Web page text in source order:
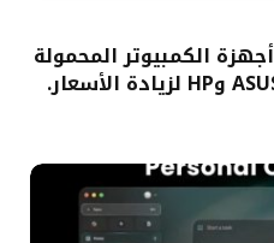
الكمبيوتر المحمولة